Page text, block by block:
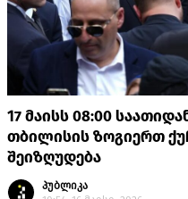
17 მაისს 08:00
თბილისის ზოგიერთ
შეიზღუდება
პუბლიკა